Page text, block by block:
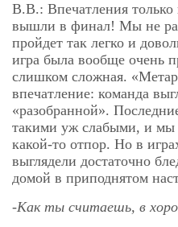
В.В.: Впечатления
вышли в финал! Мы не
пройдет так легко и
игра была вообще очень
слишком сложная.
впечатление: команда
«разобранной».
такими уж слабыми, и мы
какой-то отпор. Но в
выглядели достаточно
домой в приподнятом
-Как ты считаешь, в